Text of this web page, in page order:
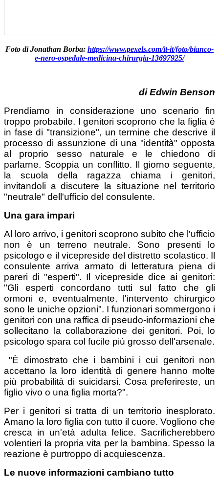
Foto di Jonathan Borba: https://www.pexels.com/it-it/foto/bianco-
e-nero-ospedale-medicina-chirurgia-13697925/
di Edwin Benson
Prendiamo in considerazione uno scenario fin
troppo probabile. I genitori scoprono che la figlia è
in fase di "transizione", un termine che descrive il
processo di assunzione di una "identità" opposta
al proprio sesso naturale e le chiedono di
parlarne. Scoppia un conflitto. Il giorno seguente,
la scuola della ragazza chiama i genitori,
invitandoli a discutere la situazione nel territorio
"neutrale" dell'ufficio del consulente.
Una gara impari
Al loro arrivo, i genitori scoprono subito che l'ufficio
non è un terreno neutrale. Sono presenti lo
psicologo e il vicepreside del distretto scolastico. Il
consulente arriva armato di letteratura piena di
pareri di "esperti". Il vicepreside dice ai genitori:
"Gli esperti concordano tutti sul fatto che gli
ormoni e, eventualmente, l'intervento chirurgico
sono le uniche opzioni". I funzionari sommergono i
genitori con una raffica di pseudo-informazioni che
sollecitano la collaborazione dei genitori. Poi, lo
psicologo spara col fucile più grosso dell'arsenale.
"È dimostrato che i bambini i cui genitori non
accettano la loro identità di genere hanno molte
più probabilità di suicidarsi. Cosa preferireste, un
figlio vivo o una figlia morta?".
Per i genitori si tratta di un territorio inesplorato.
Amano la loro figlia con tutto il cuore. Vogliono che
cresca in un'età adulta felice. Sacrificherebbero
volentieri la propria vita per la bambina. Spesso la
reazione è purtroppo di acquiescenza.
Le nuove informazioni cambiano tutto